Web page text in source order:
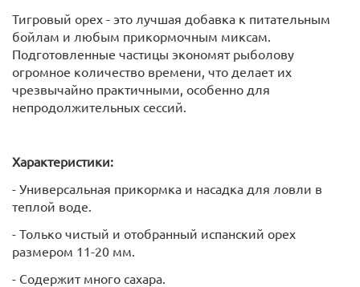
Тигровый орех - это лучшая добавка к питательным
бойлам и любым прикормочным миксам.
Подготовленные частицы экономят рыболову
огромное количество времени, что делает их
чрезвычайно практичными, особенно для
непродолжительных сессий.
Характеристики:
- Универсальная прикормка и насадка для ловли в
теплой воде.
- Только чистый и отобранный испанский орех
размером 11-20 мм.
- Содержит много сахара.